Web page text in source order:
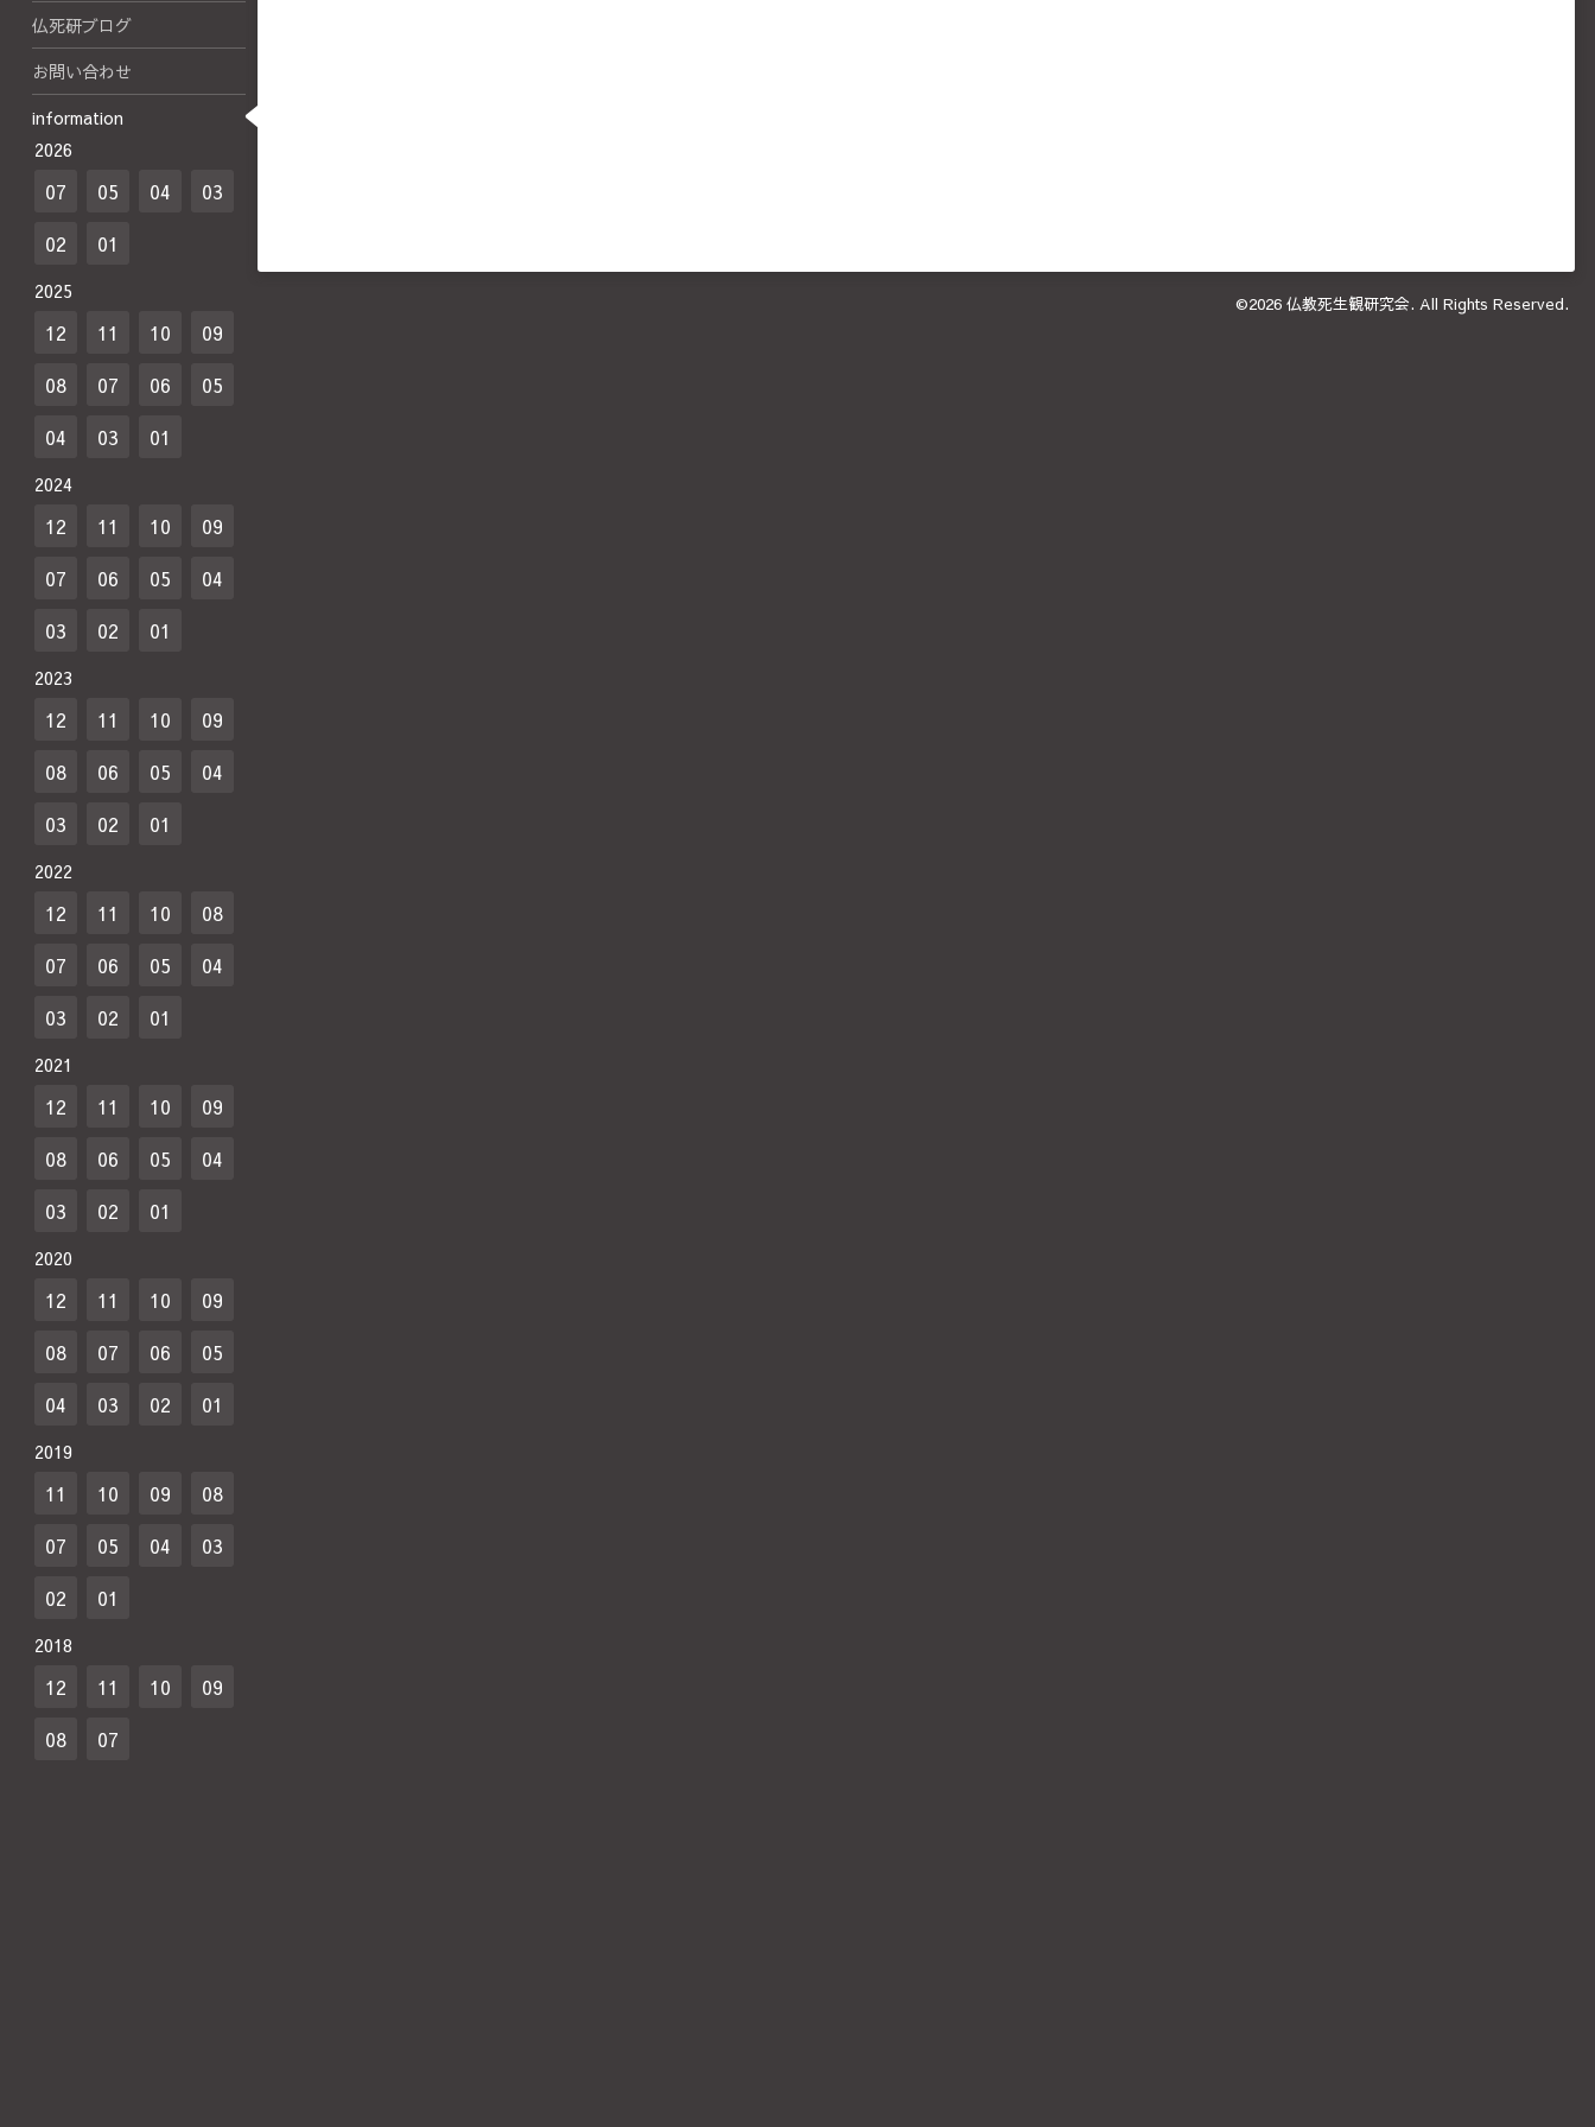
©2026 仏教死生観研究会. All Rights Reserved.
仏死研ブログ
お問い合わせ
information
2026
07 05 04
03
02
01
2025
12 11 10
09
08
07 06
05
04
03 01
2024
12 11 10
09
07
06 05
04
03
02 01
2023
12 11 10
09
08
06 05
04
03
02 01
2022
12 11 10
08
07
06 05
04
03
02 01
2021
12 11 10
09
08
06 05
04
03
02 01
2020
12 11 10
09
08
07 06
05
04
03 02 01
2019
11 10 09
08
07
05 04
03
02
01
2018
12 11 10
09
08
07